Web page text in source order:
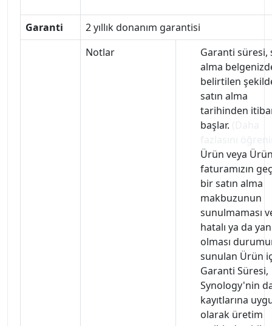
Garanti
2 yıllık donanım garantisi
Notlar
Garanti süresi,
alma
belirtilen
satın alma
tarihinden
başlar.
Ürün veya
faturamızın
bir satın alma
makbuzunun
sunulmaması
hatalı ya da
olması
sunulan Ürün
Garanti Süresi,
Synology'nin
kayıtlarına
olarak üretim